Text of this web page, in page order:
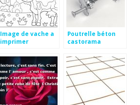
Image de vache a
imprimer
Poutrelle béton
castorama